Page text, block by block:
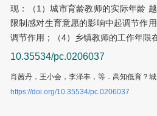
现：（1）城市育龄教师的实际年龄
限制感对生育意愿的影响中起调节作
调节作用；（4）乡镇教师的工作年限
10.35534/pc.0206037
肖茜丹，王小会，李泽丰，等．高知低育？
https://doi.org/10.35534/pc.0206037